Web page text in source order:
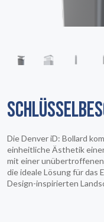
Die Denver iD: Bollard
einheitliche Ästhetik
mit einer
die ideale Lösung für das
Design-inspirierten